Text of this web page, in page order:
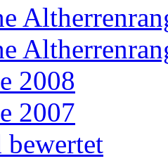
2008
2007